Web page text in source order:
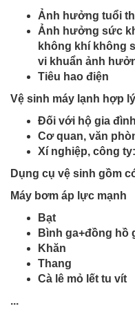
Ảnh hưởng tuổi
Ảnh hưởng sức
không khí không
vi khuẩn ảnh
Tiêu hao điện
Vệ sinh máy lạnh hợp
Đối với hộ gia
Cơ quan, văn
Xí nghiệp, công
Dụng cụ vệ sinh gồm
Máy bơm áp lực mạnh
Bạt
Bình ga+đồng hồ
Khăn
Thang
Cà lê mỏ lết tu vít
...